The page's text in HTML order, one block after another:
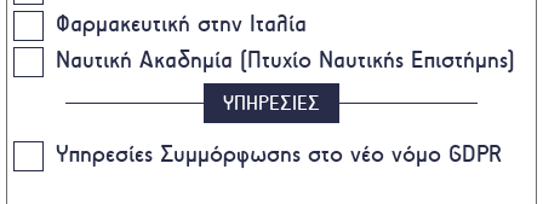
Φαρμακευτική στην Ιταλία
Ναυτική Ακαδημία (Πτυχίο Ναυτικής Επιστήμης)
ΥΠΗΡΕΣΙΕΣ
Υπηρεσίες Συμμόρφωσης στο νέο νόμο GDPR